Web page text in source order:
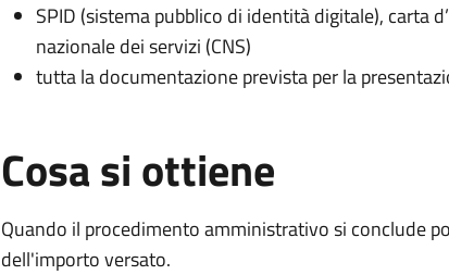
SPID (sistema pubblico di identità digitale), carta
nazionale dei servizi (CNS)
tutta la documentazione prevista per la
Cosa si ottiene
Quando il procedimento amministrativo si conclude
dell'importo versato.